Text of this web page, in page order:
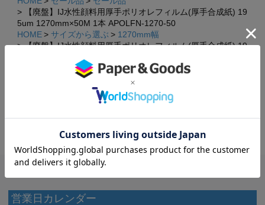
【廃盤】IJ水性顔料用厚手ポリオレフィルム(厚手合成紙) 19
5um 1270mm×50M 1本 APOLFN-1270-50
HOME
サイズから選ぶ
1270mm幅
【廃盤】IJ水性顔料用厚手ポリオレフィルム(厚手合成紙) 19
営業日カレンダー